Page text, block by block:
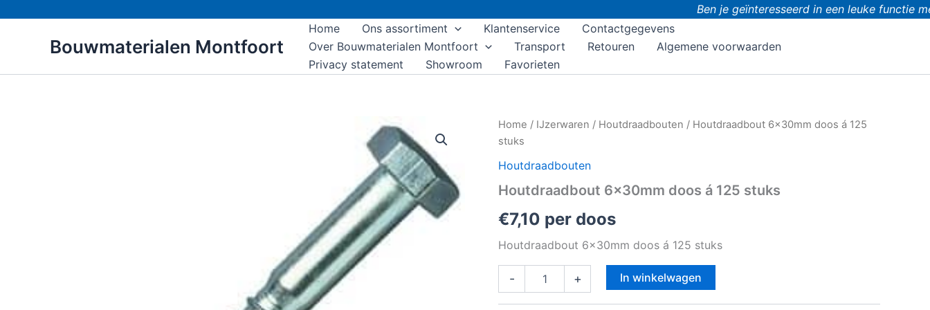
Ben je geïnteresseerd in een leuke functie
Bouwmaterialen Montfoort
Home Ons assortiment Klantenservice
Contactgegevens
Over Bouwmaterialen Montfoort
Transport Retouren
Algemene voorwaarden
Privacy statement
Showroom Favorieten
Home / IJzerwaren / Houtdraadbouten / Houtdraadbout 6x30mm doos á 125
stuks
Houtdraadbouten
Houtdraadbout 6x30mm doos á 125 stuks
€7,10 per doos
Houtdraadbout 6x30mm doos á 125 stuks
-
Houtdraadbout
6x30mm
á
stuks
+ In winkelwagen